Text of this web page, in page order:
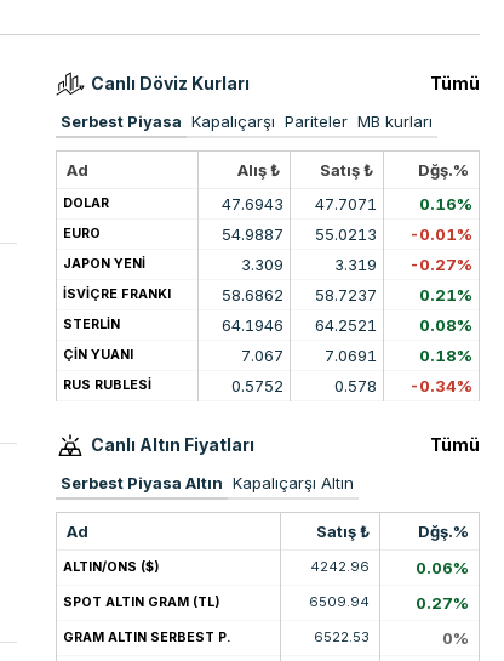
Canlı Döviz Kurları Tümü
Serbest Piyasa Kapalıçarşı Pariteler MB kurları
Ad Alış ₺ Satış ₺ Dğş.%
DOLAR 47.6943 47.7071 0.16%
EURO 54.9887 55.0213 -0.01%
JAPON YENİ 3.309 3.319 -0.27%
İSVİÇRE FRANKI 58.6862 58.7237 0.21%
STERLİN 64.1946 64.2521 0.08%
ÇİN YUANI 7.067 7.0691 0.18%
RUS RUBLESİ 0.5752 0.578 -0.34%
Canlı Altın Fiyatları Tümü
Serbest Piyasa Altın Kapalıçarşı Altın
Ad Satış ₺ Dğş.%
ALTIN/ONS ($) 4242.96 0.06%
SPOT ALTIN GRAM (TL) 6509.94 0.27%
GRAM ALTIN SERBEST P. 6522.53 0%